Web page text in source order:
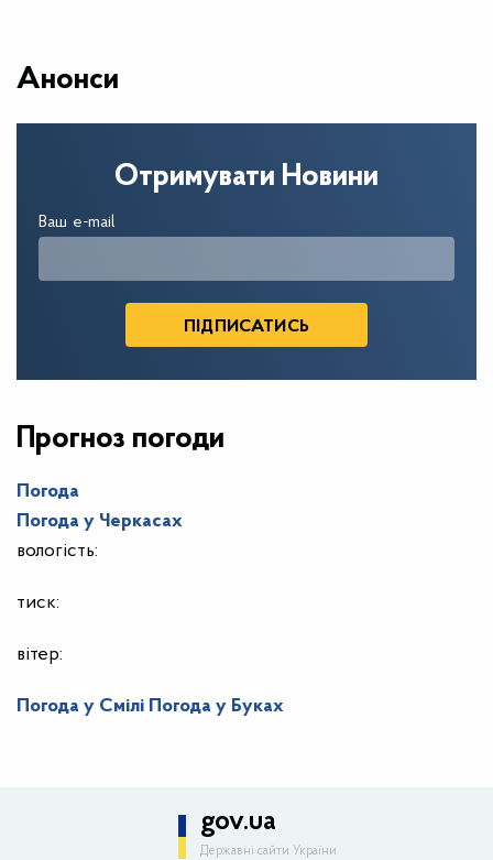
Анонси
Отримувати Новини
Ваш e-mail
Прогноз погоди
Погода
Погода у Черкасах
вологість:
тиск:
вітер:
Погода у Смілі Погода у Буках
gov.ua
Державні сайти України